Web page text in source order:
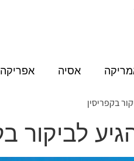
אסיה אפריקה